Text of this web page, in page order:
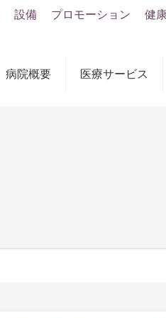
病院概要 医療サービス
設備 プロモーション 健